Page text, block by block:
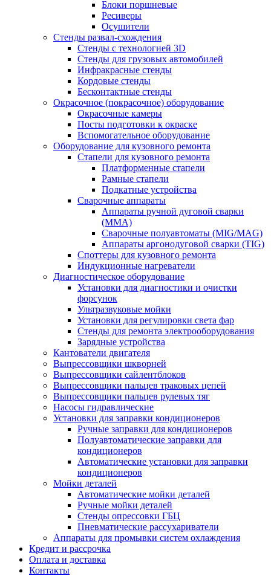
Блоки поршневые
Ресиверы
Осушители
Стенды развал-схождения
Стенды с технологией 3D
Стенды для грузовых автомобилей
Инфракрасные стенды
Кордовые стенды
Бесконтактные стенды
Окрасочное (покрасочное) оборудование
Окрасочные камеры
Посты подготовки к окраске
Вспомогательное оборудование
Оборудование для кузовного ремонта
Стапели для кузовного ремонта
Платформенные стапели
Рамные стапели
Подкатные устройства
Сварочные аппараты
Аппараты ручной дуговой сварки
(MMA)
Сварочные полуавтоматы (MIG/MAG)
Аппараты аргонодуговой сварки (TIG)
Споттеры для кузовного ремонта
Индукционные нагреватели
Диагностическое оборудование
Установки для диагностики и очистки
форсунок
Ультразвуковые мойки
Установки для регулировки света фар
Стенды для ремонта электрооборудования
Зарядные устройства
Кантователи двигателя
Выпрессовщики шкворней
Выпрессовщики сайлентблоков
Выпрессовщики пальцев траковых цепей
Выпрессовщики пальцев рулевых тяг
Насосы гидравлические
Установки для заправки кондиционеров
Ручные заправки для кондиционеров
Полуавтоматические заправки для
кондиционеров
Автоматические установки для заправки
кондиционеров
Мойки деталей
Автоматические мойки деталей
Ручные мойки деталей
Стенды опрессовки ГБЦ
Пневматические рассухариватели
Аппараты для промывки систем охлаждения
Кредит и рассрочка
Оплата и доставка
Контакты